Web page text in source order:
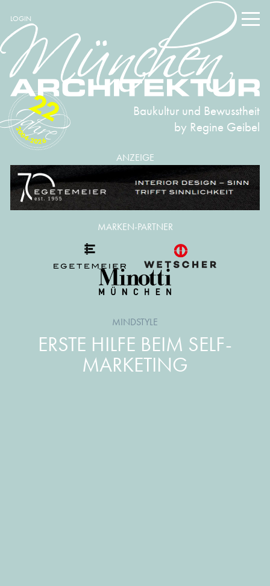
LOGIN
Baukultur und Bewusstheit
by Regine Geibel
2004-2026
22
ANZEIGE
MINDSTYLE
ERSTE HILFE BEIM SELF-
MARKETING